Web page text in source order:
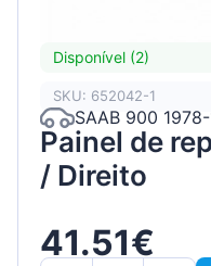
Disponível (2)
SKU: 652042-1
SAAB 900
Painel de
/ Direito
41.51€